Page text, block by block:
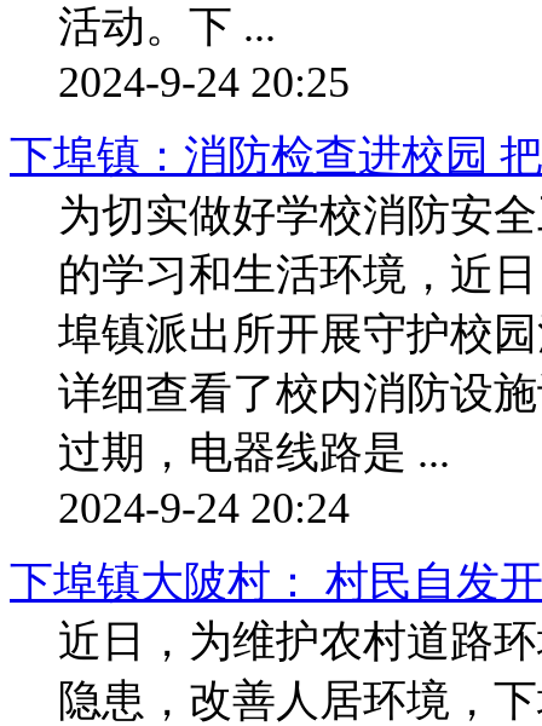
活动。下 ...
2024-9-24 20:25
下埠镇：消防检查进校园
为切实做好学校消防安
的学习和生活环境，近
埠镇派出所开展守护校
详细查看了校内消防设
过期，电器线路是 ...
2024-9-24 20:24
下埠镇大陂村： 村民自发
近日，为维护农村道路
隐患，改善人居环境，